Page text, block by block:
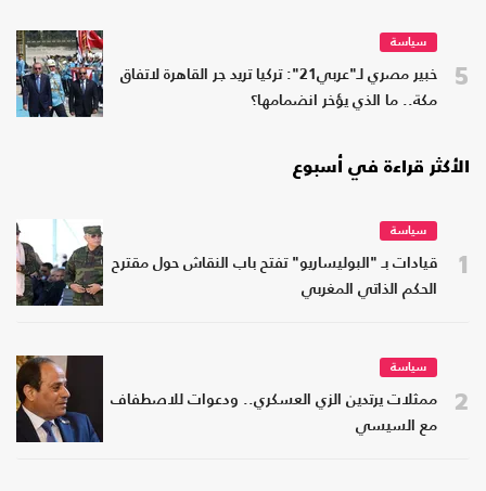
5
سياسة
خبير مصري لـ"عربي21": تركيا تريد جر القاهرة لاتفاق
مكة.. ما الذي يؤخر انضمامها؟
الأكثر قراءة في أسبوع
1
سياسة
قيادات بـ "البوليساريو" تفتح باب النقاش حول مقترح
الحكم الذاتي المغربي
2
سياسة
ممثلات يرتدين الزي العسكري.. ودعوات للاصطفاف
مع السيسي